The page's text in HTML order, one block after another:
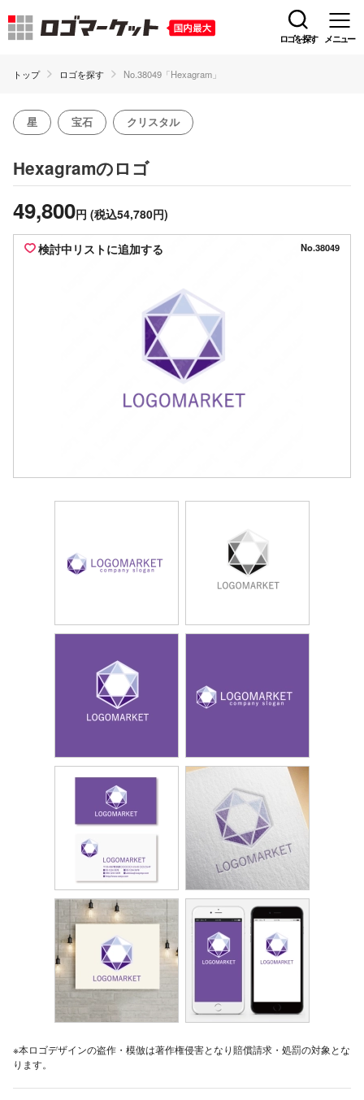
ロゴを探す メニュー
トップ ロゴを探す No.38049「Hexagram」
星 宝石 クリスタル
Hexagramのロゴ
49,800円 (税込54,780円)
検討中リストに追加する No.38049
※本ロゴデザインの盗作・模倣は著作権侵害となり賠償請求・処罰の対象とな
ります。